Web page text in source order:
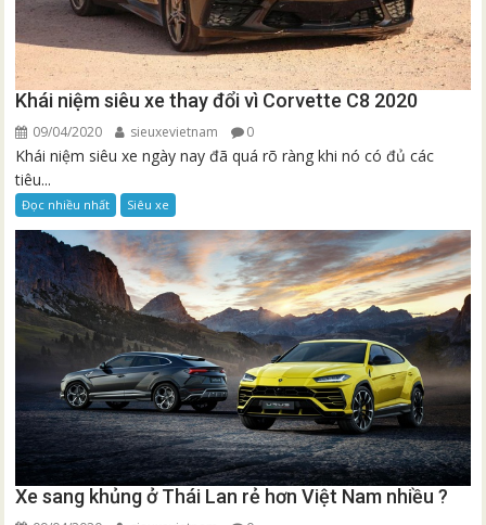
Khái niệm siêu xe thay đổi vì Corvette C8 2020
09/04/2020 sieuxevietnam 0
Khái niệm siêu xe ngày nay đã quá rõ ràng khi nó có đủ các
tiêu...
Đọc nhiều nhất Siêu xe
Xe sang khủng ở Thái Lan rẻ hơn Việt Nam nhiều ?